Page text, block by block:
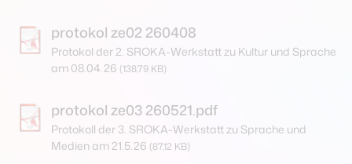
protokol ze02 260408
Protokol der 2. SROKA-Werkstatt zu Kultur und Sprache
am 08.04.26 (138,79 KB)
protokol ze03 260521.pdf
Protokoll der 3. SROKA-Werkstatt zu Sprache und
Medien am 21.5.26 (87,12 KB)